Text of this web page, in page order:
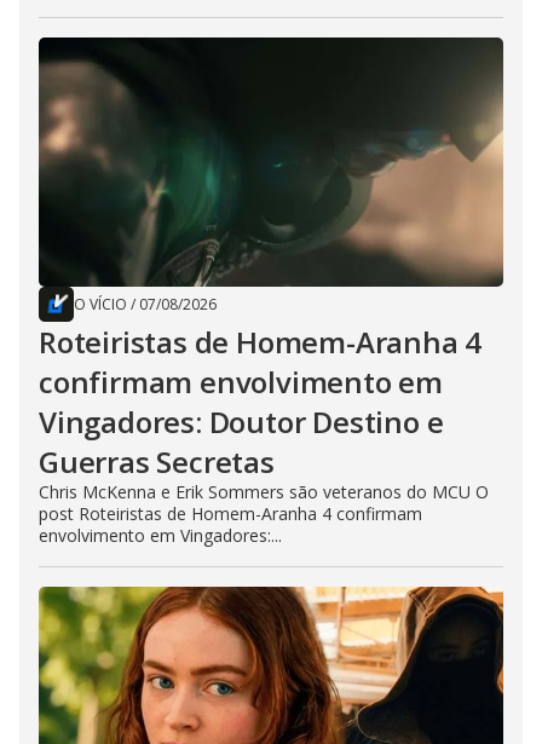
O VÍCIO / 07/08/2026
Roteiristas de Homem-Aranha 4
confirmam envolvimento em
Vingadores: Doutor Destino e
Guerras Secretas
Chris McKenna e Erik Sommers são veteranos do MCU O
post Roteiristas de Homem-Aranha 4 confirmam
envolvimento em Vingadores:...